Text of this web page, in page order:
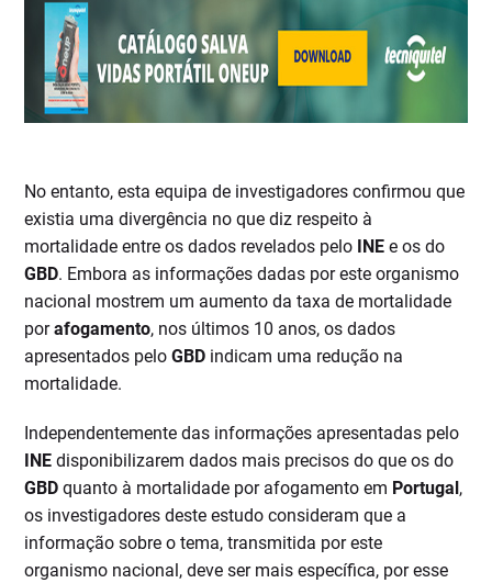
No entanto, esta equipa de investigadores confirmou que
existia uma divergência no que diz respeito à
mortalidade entre os dados revelados pelo INE e os do
GBD. Embora as informações dadas por este organismo
nacional mostrem um aumento da taxa de mortalidade
porafogamento, nos últimos 10 anos, os dados
apresentados peloGBD indicam uma redução na
mortalidade.
Independentemente das informações apresentadas pelo
INE disponibilizarem dados mais precisos do que os do
GBD quanto à mortalidade por afogamento em Portugal,
os investigadores deste estudo consideram que a
informação sobre o tema, transmitida por este
organismo nacional, deve ser mais específica, por esse